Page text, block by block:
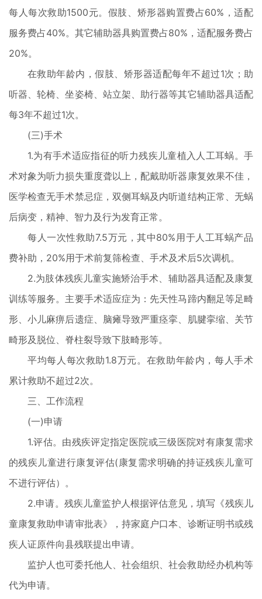
每人每次救助1500元。假肢、矫形器购置费占60%，适配
服务费占40%。其它辅助器具购置费占80%，适配服务费占
20%。
在救助年龄内，假肢、矫形器适配每年不超过1次；助
听器、轮椅、坐姿椅、站立架、助行器等其它辅助器具适配
每3年不超过1次。
(三)手术
1.为有手术适应指征的听力残疾儿童植入人工耳蜗。手
术对象为听力损失重度聋以上，配戴助听器康复效果不佳，
医学检查无手术禁忌症，双侧耳蜗及内听道结构正常、无蜗
后病变，精神、智力及行为发育正常。
每人一次性救助7.5万元，其中80%用于人工耳蜗产品
费补助，20%用于术前复筛检查、手术及术后5次调机。
2.为肢体残疾儿童实施矫治手术、辅助器具适配及康复
训练等服务。主要手术适应症为：先天性马蹄内翻足等足畸
形、小儿麻痹后遗症、脑瘫导致严重痉挛、肌腱挛缩、关节
畸形及脱位、脊柱裂导致下肢畸形等。
平均每人每次救助1.8万元。在救助年龄内，每人手术
累计救助不超过2次。
三、工作流程
(一)申请
1.评估。由残疾评定指定医院或三级医院对有康复需求
的残疾儿童进行康复评估(康复需求明确的持证残疾儿童可
不进行评估）。
2.申请。残疾儿童监护人根据评估意见，填写《残疾儿
童康复救助申请审批表》，持家庭户口本、诊断证明书或残
疾人证原件向县残联提出申请。
监护人也可委托他人、社会组织、社会救助经办机构等
代为申请。